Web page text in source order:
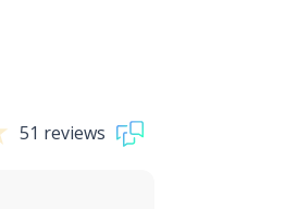
51 reviews